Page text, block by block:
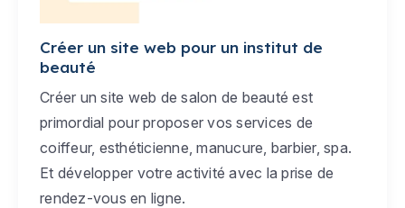
Créer un site web pour un institut de
beauté
Créer un site web de salon de beauté est
primordial pour proposer vos services de
coiffeur, esthéticienne, manucure, barbier, spa.
Et développer votre activité avec la prise de
rendez-vous en ligne.